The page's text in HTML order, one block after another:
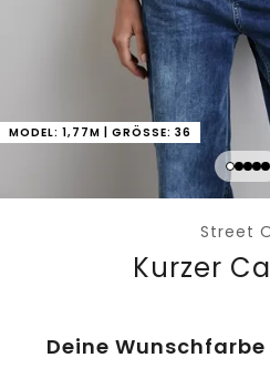
MODEL: 1,77M | GRÖSSE: 36
Street
Kurzer
Deine